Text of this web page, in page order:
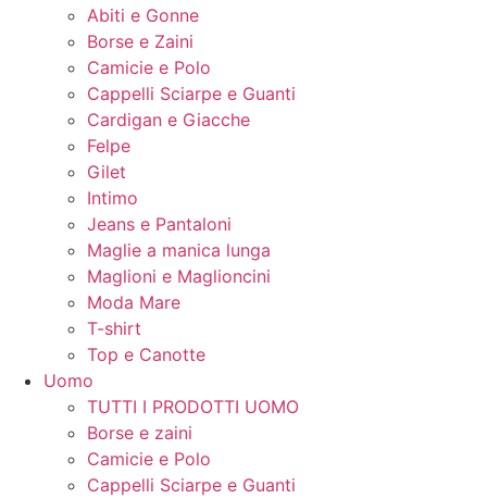
Abiti e Gonne
Borse e Zaini
Camicie e Polo
Cappelli Sciarpe e Guanti
Cardigan e Giacche
Felpe
Gilet
Intimo
Jeans e Pantaloni
Maglie a manica lunga
Maglioni e Maglioncini
Moda Mare
T-shirt
Top e Canotte
Uomo
TUTTI I PRODOTTI UOMO
Borse e zaini
Camicie e Polo
Cappelli Sciarpe e Guanti